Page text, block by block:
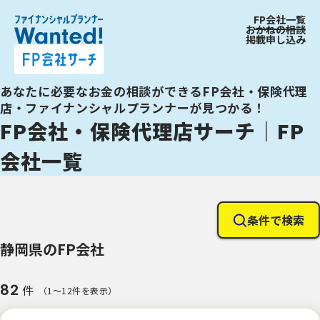
FP会社一覧
おかねの相談
掲載申し込み
あなたに必要なお金の相談ができるFP会社・保険代理
店・ファイナンシャルプランナーが見つかる！
FP会社・保険代理店サーチ｜FP
会社一覧
条件で検索
静岡県のFP会社
82 件 （1〜12件を表示）